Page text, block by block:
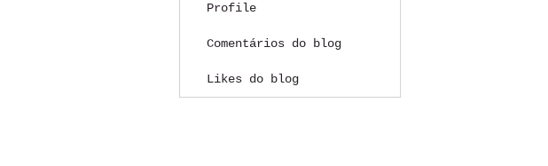
Profile
Comentários do blog
Likes do blog